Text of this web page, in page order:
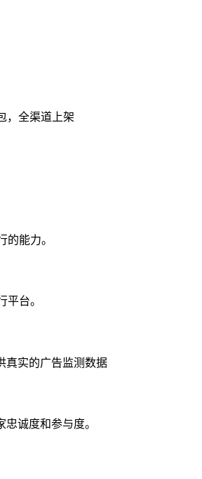
，全渠道上架
的能力。
平台。
真实的广告监测数据
诚度和参与度。